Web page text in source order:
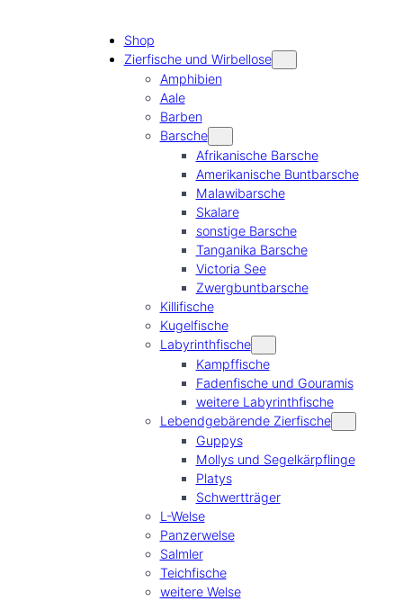
Shop
Zierfische und Wirbellose
Amphibien
Aale
Barben
Barsche
Afrikanische Barsche
Amerikanische Buntbarsche
Malawibarsche
Skalare
sonstige Barsche
Tanganika Barsche
Victoria See
Zwergbuntbarsche
Killifische
Kugelfische
Labyrinthfische
Kampffische
Fadenfische und Gouramis
weitere Labyrinthfische
Lebendgebärende Zierfische
Guppys
Mollys und Segelkärpflinge
Platys
Schwertträger
L-Welse
Panzerwelse
Salmler
Teichfische
weitere Welse